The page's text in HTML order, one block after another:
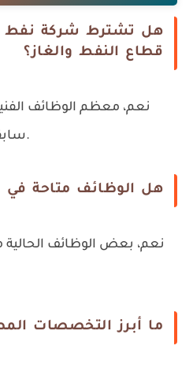
هل تشترط شركة نفط
قطاع النفط والغاز؟
نعم، معظم الوظائف
سابقة في قطاع النفط والغاز.
هل الوظائف متاحة في
نعم، بعض الوظائف
ما أبرز التخصصات